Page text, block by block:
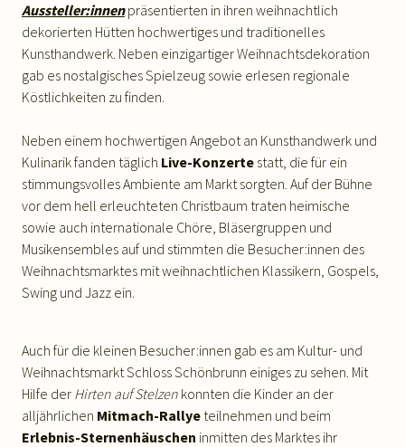
Aussteller:innenpräsentierten in ihren weihnachtlich
dekorierten Hütten hochwertiges und traditionelles
Kunsthandwerk. Neben einzigartiger Weihnachtsdekoration
gab es nostalgisches Spielzeug sowie erlesen regionale
Köstlichkeiten zu finden.
Neben einem hochwertigen Angebot an Kunsthandwerk und
Kulinarik fanden täglich Live-Konzerte statt, die für ein
stimmungsvolles Ambiente am Markt sorgten. Auf der Bühne
vor dem hell erleuchteten Christbaum traten heimische
sowie auch internationale Chöre, Bläsergruppen und
Musikensembles auf und stimmten die Besucher:innen des
Weihnachtsmarktes mit weihnachtlichen Klassikern, Gospels,
Swing und Jazz ein.
Auch für die kleinen Besucher:innen gab es am Kultur- und
Weihnachtsmarkt Schloss Schönbrunn einiges zu sehen. Mit
Hilfe der Hirten auf Stelzen konnten die Kinder an der
alljährlichen Mitmach-Rallye teilnehmen und beim
Erlebnis-Sternenhäuschen inmitten des Marktes ihr